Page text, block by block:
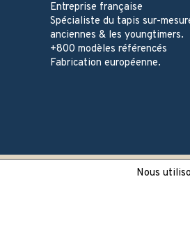
Entreprise française
Spécialiste du tapis sur-
anciennes & les youngtimers.
+800 modèles référencés
Fabrication européenne.
Nous